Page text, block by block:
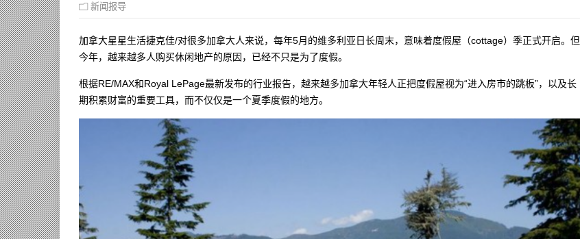
新闻报导
加拿大星星生活捷克佳/对很多加拿大人来说，每年5月的维多利亚日长周末，意味着度假屋（cottage）季正式开启。但
今年，越来越多人购买休闲地产的原因，已经不只是为了度假。
根据RE/MAX和Royal LePage最新发布的行业报告，越来越多加拿大年轻人正把度假屋视为“进入房市的跳板”，以及长
期积累财富的重要工具，而不仅仅是一个夏季度假的地方。